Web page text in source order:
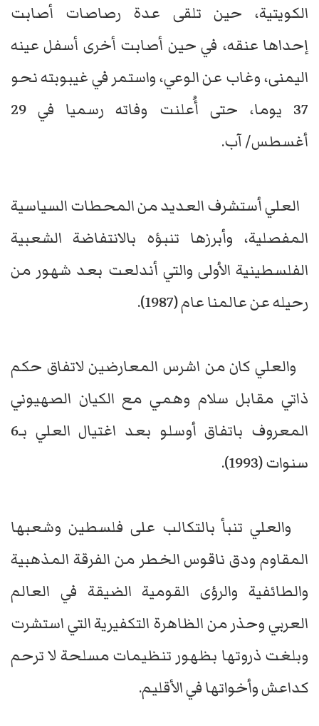
الكويتية، حين تلقى عدة رصاصات أصابت
إحداها عنقه، في حين أصابت أخرى أسفل عينه
اليمنى، وغاب عن الوعي، واستمر في غيبوبته نحو
37 يوما، حتى أُعلنت وفاته رسميا في 29
أغسطس/ آب.
العلي أستشرف العديد من المحطات السياسية
المفصلية، وأبرزها تنبؤه بالانتفاضة الشعبية
الفلسطينية الأولى والتي أندلعت بعد شهور من
رحيله عن عالمنا عام (1987).
والعلي كان من اشرس المعارضين لاتفاق حكم
ذاتي مقابل سلام وهمي مع الكيان الصهيوني
المعروف باتفاق أوسلو بعد اغتيال العلي بـ6
سنوات (1993).
والعلي تنبأ بالتكالب على فلسطين وشعبها
المقاوم ودق ناقوس الخطر من الفرقة المذهبية
والطائفية والرؤى القومية الضيقة في العالم
العربي وحذر من الظاهرة التكفيرية التي استشرت
وبلغت ذروتها بظهور تنظيمات مسلحة لا ترحم
كداعش وأخواتها في الأقليم.